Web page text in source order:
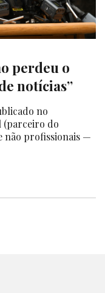
perdeu o
notícias”
no
(parceiro do
não profissionais —